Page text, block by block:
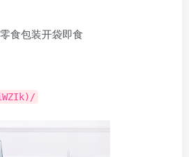
食包装开袋即食